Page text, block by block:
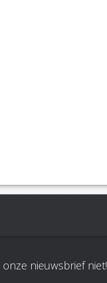
onze nieuwsbrief niet!